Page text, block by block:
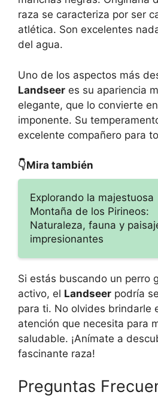
raza se caracteriza por ser
atlética. Son excelentes
del agua.
Uno de los aspectos más
Landseer es su apariencia
elegante, que lo convierte
imponente. Su
excelente compañero para
👇Mira también
Explorando la majestuosa
Montaña de los Pirineos:
Naturaleza, fauna y
impresionantes
Si estás buscando un perro
activo, el Landseer podría
para ti. No olvides brindarle
atención que necesita para
saludable. ¡Anímate a
fascinante raza!
Preguntas